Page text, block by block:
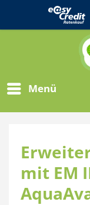
Menü
mit EM